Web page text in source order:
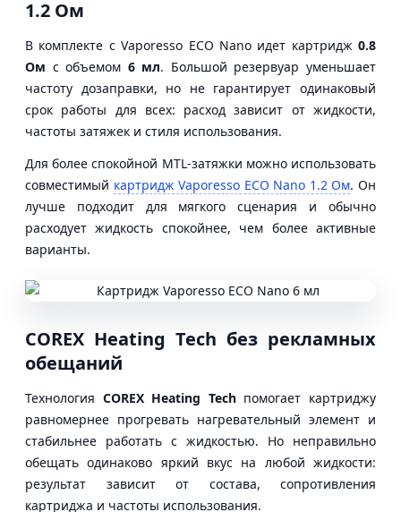
1.2 Ом
В комплекте с Vaporesso ECO Nano идет картридж 0.8
Ом с объемом 6 мл. Большой резервуар уменьшает
частоту дозаправки, но не гарантирует одинаковый
срок работы для всех: расход зависит от жидкости,
частоты затяжек и стиля использования.
Для более спокойной MTL-затяжки можно использовать
совместимый картридж Vaporesso ECO Nano 1.2 Ом. Он
лучше подходит для мягкого сценария и обычно
расходует жидкость спокойнее, чем более активные
варианты.
COREX Heating Tech без рекламных
обещаний
Технология COREX Heating Techпомогает картриджу
равномернее прогревать нагревательный элемент и
стабильнее работать с жидкостью. Но неправильно
обещать одинаково яркий вкус на любой жидкости:
результат зависит от состава, сопротивления
картриджа и частоты использования.